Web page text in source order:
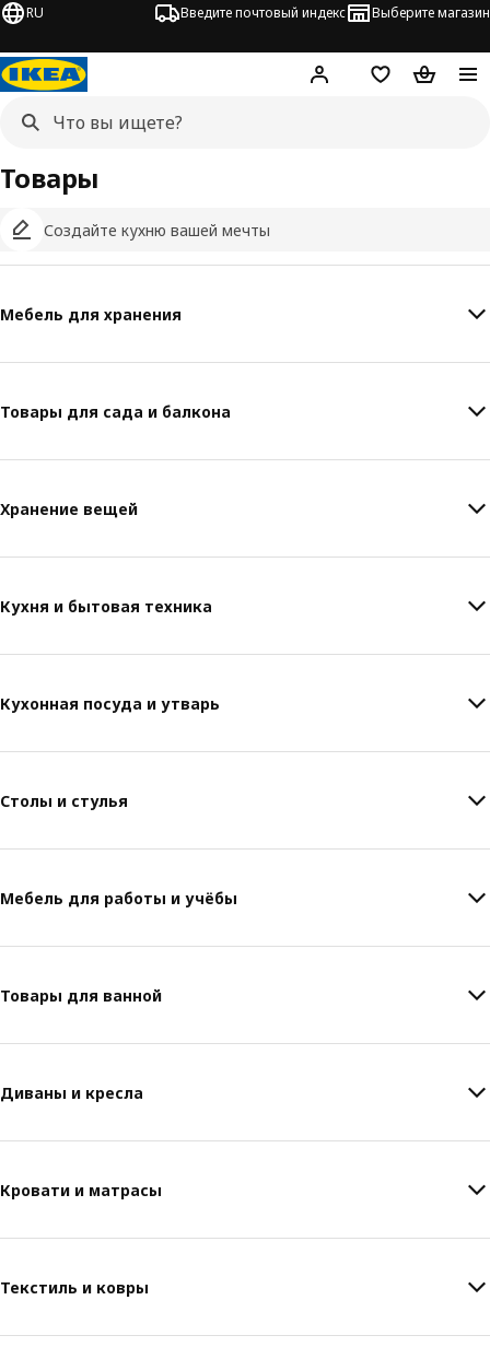
RU Введите почтовый индекс Выберите магазин
Hej! ВойтиСписокКорзина
Создайте кухню вашей мечты
Товары
Мебель для хранения
Товары для сада и балкона
Хранение вещей
Кухня и бытовая техника
Кухонная посуда и утварь
Столы и стулья
Мебель для работы и учёбы
Товары для ванной
Диваны и кресла
Кровати и матрасы
Текстиль и ковры